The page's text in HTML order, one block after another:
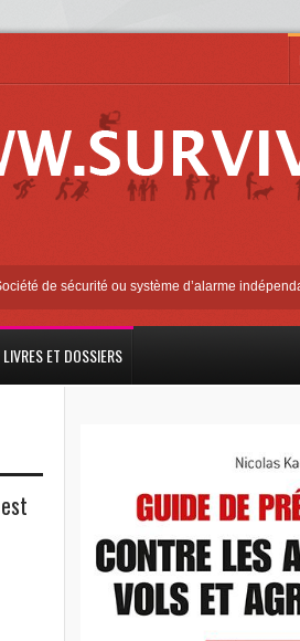
sécurité ou système d’alarme indépendant ?
LIVRES ET DOSSIERS